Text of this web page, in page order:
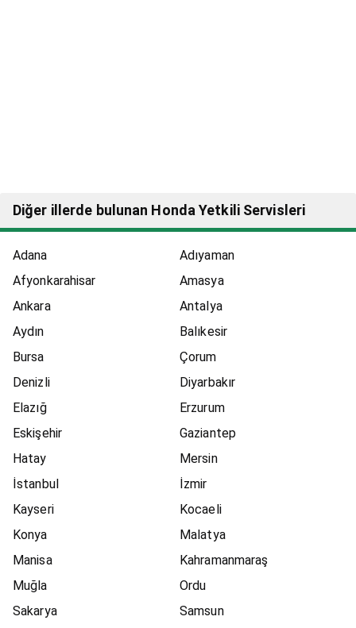
Diğer illerde bulunan Honda Yetkili Servisleri
Adana
Adıyaman
Afyonkarahisar
Amasya
Ankara
Antalya
Aydın
Balıkesir
Bursa
Çorum
Denizli
Diyarbakır
Elazığ
Erzurum
Eskişehir
Gaziantep
Hatay
Mersin
İstanbul
İzmir
Kayseri
Kocaeli
Konya
Malatya
Manisa
Kahramanmaraş
Muğla
Ordu
Sakarya
Samsun